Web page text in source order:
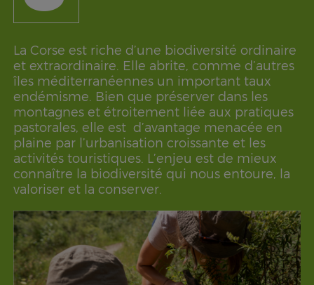
La Corse est riche d’une biodiversité ordinaire
et extraordinaire. Elle abrite, comme d’autres
îles méditerranéennes un important taux
endémisme. Bien que préserver dans les
montagnes et étroitement liée aux pratiques
pastorales, elle est d’avantage menacée en
plaine par l’urbanisation croissante et les
activités touristiques. L’enjeu est de mieux
connaître la biodiversité qui nous entoure, la
valoriser et la conserver.